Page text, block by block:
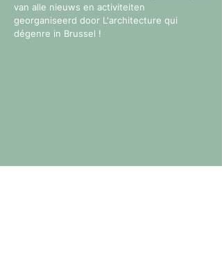
van alle nieuws en activiteiten
georganiseerd door L'architecture qui
dégenre in Brussel !